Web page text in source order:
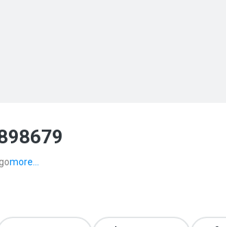
more...